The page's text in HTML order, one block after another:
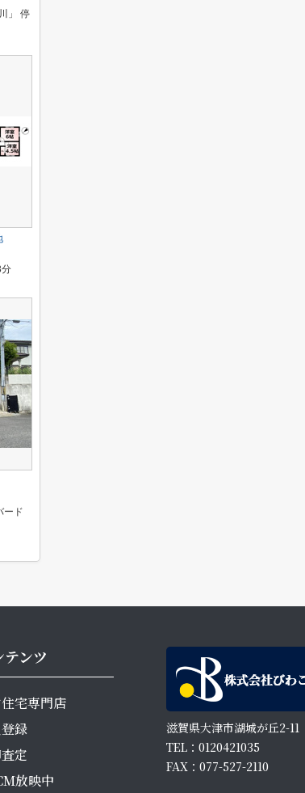
」 停
ード
テンツ
宅専門店
録
定
放映中
滋賀県大津市湖城が丘2-11
TEL：0120421035
FAX：077-527-2110